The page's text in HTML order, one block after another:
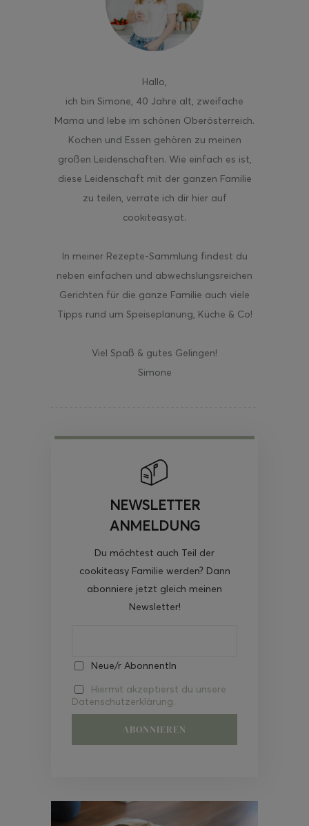
Hallo,
ich bin Simone, 40 Jahre alt, zweifache
Mama und lebe im schönen Oberösterreich.
Kochen und Essen gehören zu meinen
großen Leidenschaften. Wie einfach es ist,
diese Leidenschaft mit der ganzen Familie
zu teilen, verrate ich dir hier auf
cookiteasy.at.
In meiner Rezepte-Sammlung findest du
neben einfachen und abwechslungsreichen
Gerichten für die ganze Familie auch viele
Tipps rund um Speiseplanung, Küche & Co!
Viel Spaß & gutes Gelingen!
Simone
NEWSLETTER
ANMELDUNG
Du möchtest auch Teil der
cookiteasy Familie werden? Dann
abonniere jetzt gleich meinen
Newsletter!
Neue/r AbonnentIn
Hiermit akzeptierst du unsere
Datenschutzerklärung.
Video-